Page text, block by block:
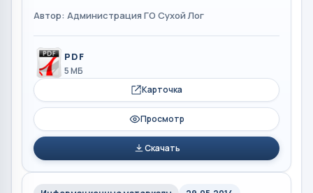
Автор: Администрация ГО Сухой Лог
PDF
5 МБ
Карточка
Просмотр
Скачать